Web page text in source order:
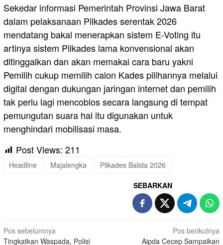
Sekedar informasi Pemerintah Provinsi Jawa Barat
dalam pelaksanaan Pilkades serentak 2026
mendatang bakal menerapkan sistem E-Voting itu
artinya sistem Pilkades lama konvensional akan
ditinggalkan dan akan memakai cara baru yakni
Pemilih cukup memilih calon Kades pilihannya melalui
digital dengan dukungan jaringan internet dan pemilih
tak perlu lagi mencoblos secara langsung di tempat
pemungutan suara hal itu digunakan untuk
menghindari mobilisasi masa.
Post Views: 211
Headline Majalengka Pilkades Balida 2026
SEBARKAN
Navigasi
Pos sebelumnya
Tingkatkan Waspada, Polisi
Pos berikutnya
Aipda Cecep Sampaikan